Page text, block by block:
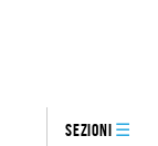
Sezioni